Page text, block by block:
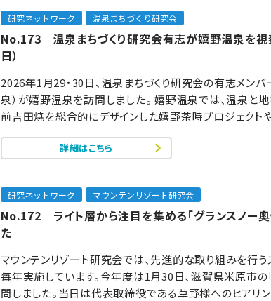
研究ネットワーク 温泉まちづくり研究会
No.173 温泉まちづくり研究会有志が嬉野温泉を視
日）
2026年1月29・30日、温泉まちづくり研究会の有志メンバ
泉）が嬉野温泉を訪問しました。 嬉野温泉では、温泉と
前吉田焼を総合的にデザインした嬉野茶時プロジェクト
詳細はこちら
研究ネットワーク マウンテンリゾート研究会
No.172 ライト層から注目を集める「グランスノー奥
た
マウンテンリゾート研究会では、先進的な取り組みを行
毎年実施しています。今年度は1月30日、滋賀県米原市の
問しました。当日は代表取締役である草野様へのヒアリ